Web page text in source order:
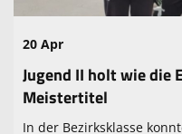
Kontaktformular
Mitglied werden
20 Apr
Jugend II holt wie die
Meistertitel
In der Bezirksklasse